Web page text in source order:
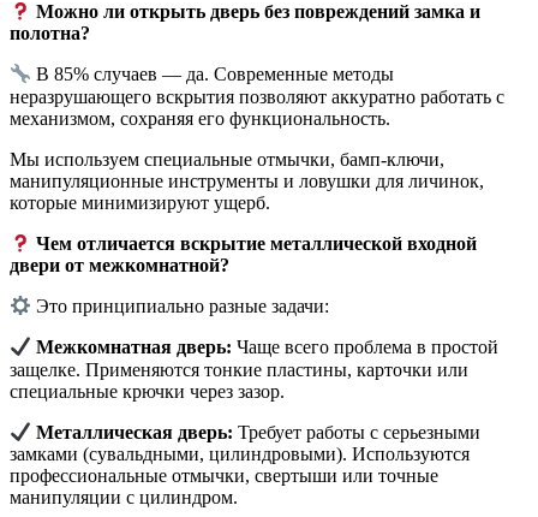
Можно ли открыть дверь без повреждений замка и
полотна?
В 85% случаев — да. Современные методы
неразрушающего вскрытия позволяют аккуратно работать с
механизмом, сохраняя его функциональность.
Мы используем специальные отмычки, бамп-ключи,
манипуляционные инструменты и ловушки для личинок,
которые минимизируют ущерб.
Чем отличается вскрытие металлической входной
двери от межкомнатной?
Это принципиально разные задачи:
Межкомнатная дверь: Чаще всего проблема в простой
защелке. Применяются тонкие пластины, карточки или
специальные крючки через зазор.
Металлическая дверь: Требует работы с серьезными
замками (сувальдными, цилиндровыми). Используются
профессиональные отмычки, свертыши или точные
манипуляции с цилиндром.